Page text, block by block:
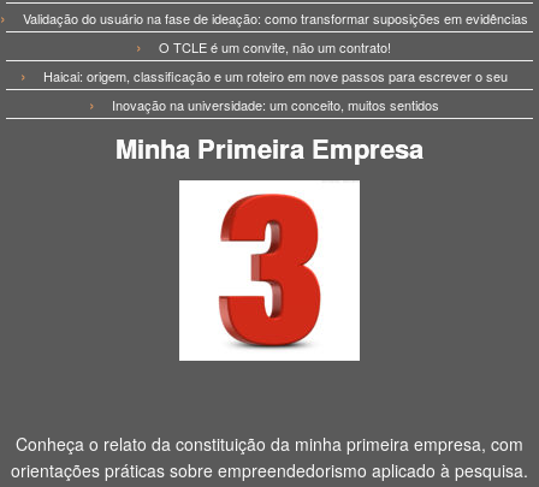
Validação do usuário na fase de ideação: como transformar suposições em evidências
O TCLE é um convite, não um contrato!
Haicai: origem, classificação e um roteiro em nove passos para escrever o seu
Inovação na universidade: um conceito, muitos sentidos
Minha Primeira Empresa
Conheça o relato da constituição da minha primeira empresa, com
orientações práticas sobre empreendedorismo aplicado à pesquisa.